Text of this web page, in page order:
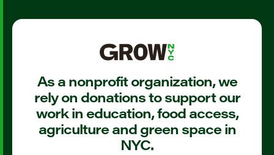
As a nonprofit organization, we
rely on donations to support our
work in education, food access,
agriculture and green space in
NYC.